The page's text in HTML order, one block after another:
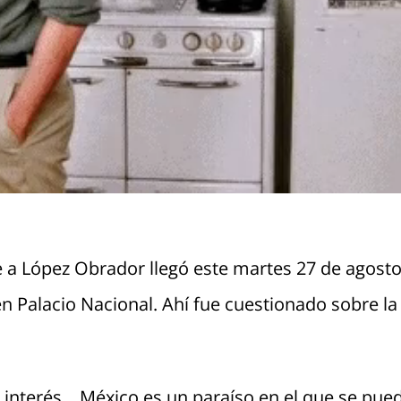
López Obrador llegó este martes 27 de
Palacio Nacional. Ahí fue cuestionado sobre